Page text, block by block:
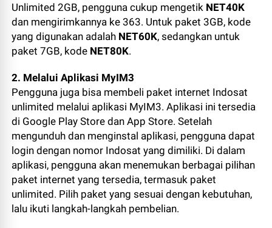
Unlimited 2GB, pengguna cukup mengetik NET40K
dan mengirimkannya ke 363. Untuk paket 3GB, kode
yang digunakan adalah NET60K, sedangkan untuk
paket 7GB, kode NET80K.
2. Melalui Aplikasi MyIM3
Pengguna juga bisa membeli paket internet Indosat
unlimited melalui aplikasi MyIM3. Aplikasi ini tersedia
di Google Play Store dan App Store. Setelah
mengunduh dan menginstal aplikasi, pengguna dapat
login dengan nomor Indosat yang dimiliki. Di dalam
aplikasi, pengguna akan menemukan berbagai pilihan
paket internet yang tersedia, termasuk paket
unlimited. Pilih paket yang sesuai dengan kebutuhan,
lalu ikuti langkah-langkah pembelian.